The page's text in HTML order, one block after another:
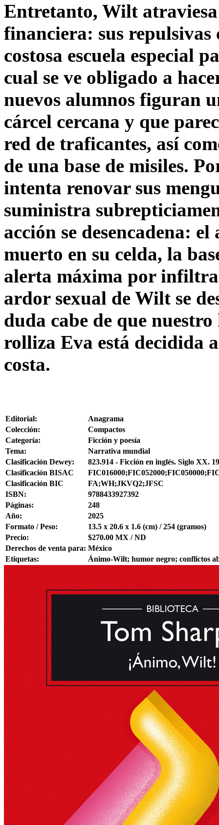
Entretanto, Wilt
financiera: sus
costosa escuela especial
cual se ve obligado a
nuevos alumnos figuran
cárcel cercana y que
red de traficantes, así
de una base de misiles.
intenta renovar sus
suministra
acción se desencadena:
muerto en su celda, la
alerta máxima por
ardor sexual de Wilt se
duda cabe de que
rolliza Eva está decidida
costa.
Editorial:
Anagrama
Colección:
Compactos
Categoría:
Ficción y poesía
Tema:
Narrativa mundial
Clasificación Dewey:
823.914 - Ficción en inglés. Siglo XX.
Clasificación BISAC
Clasificación BIC
FA;WH;JKVQ2;JFSC
ISBN:
9788433927392
Páginas:
248
Año:
2025
Formato / Peso:
13.5 x 20.6 x 1.6 (cm) / 254 (gramos)
Precio:
$270.00 MX / ND
Derechos de venta para: México
Etiquetas:
Ánimo-Wilt; humor negro; conflictos